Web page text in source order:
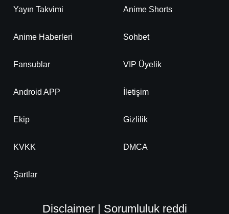
Yayın Takvimi Anime Shorts
Anime Haberleri Sohbet
Fansublar VIP Üyelik
Android APP İletişim
Ekip Gizlilik
KVKK DMCA
Şartlar
Disclaimer | Sorumluluk reddi